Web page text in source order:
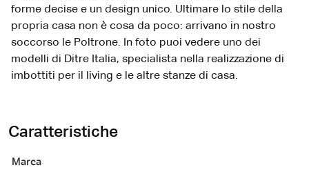
forme decise e un design unico. Ultimare lo stile della
propria casa non è cosa da poco: arrivano in nostro
soccorso le Poltrone. In foto puoi vedere uno dei
modelli di Ditre Italia, specialista nella realizzazione di
imbottiti per il living e le altre stanze di casa.
Caratteristiche
Marca